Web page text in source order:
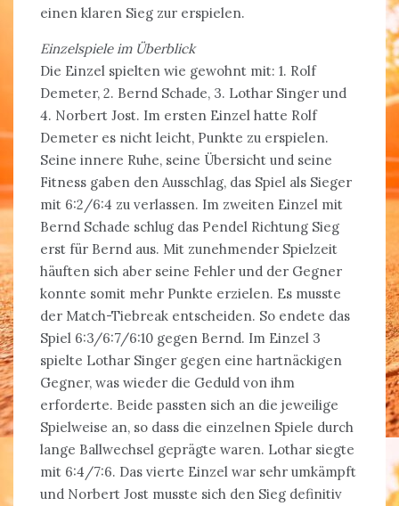
einen klaren Sieg zur erspielen.
Einzelspiele im Überblick
Die Einzel spielten wie gewohnt mit: 1. Rolf
Demeter, 2. Bernd Schade, 3. Lothar Singer und
4. Norbert Jost. Im ersten Einzel hatte Rolf
Demeter es nicht leicht, Punkte zu erspielen.
Seine innere Ruhe, seine Übersicht und seine
Fitness gaben den Ausschlag, das Spiel als Sieger
mit 6:2/6:4 zu verlassen. Im zweiten Einzel mit
Bernd Schade schlug das Pendel Richtung Sieg
erst für Bernd aus. Mit zunehmender Spielzeit
häuften sich aber seine Fehler und der Gegner
konnte somit mehr Punkte erzielen. Es musste
der Match-Tiebreak entscheiden. So endete das
Spiel 6:3/6:7/6:10 gegen Bernd. Im Einzel 3
spielte Lothar Singer gegen eine hartnäckigen
Gegner, was wieder die Geduld von ihm
erforderte. Beide passten sich an die jeweilige
Spielweise an, so dass die einzelnen Spiele durch
lange Ballwechsel geprägte waren. Lothar siegte
mit 6:4/7:6. Das vierte Einzel war sehr umkämpft
und Norbert Jost musste sich den Sieg definitiv